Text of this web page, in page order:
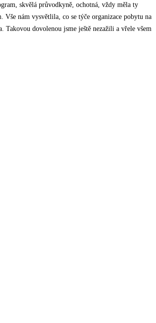
skvělá průvodkyně, ochotná, vždy měla ty
Vše nám vysvětlila, co se týče organizace pobytu na
Takovou dovolenou jsme ještě nezažili a vřele všem